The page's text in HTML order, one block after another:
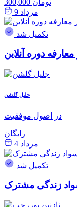
300,000 تومان
مرداد 9
تکمیل شد
جلیل گلشن
در اصول موفقیت
رایگان
مرداد 4
تکمیل شد